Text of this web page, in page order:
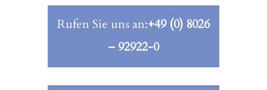
Rufen Sie uns an:+49 (0) 8026
– 92922-0